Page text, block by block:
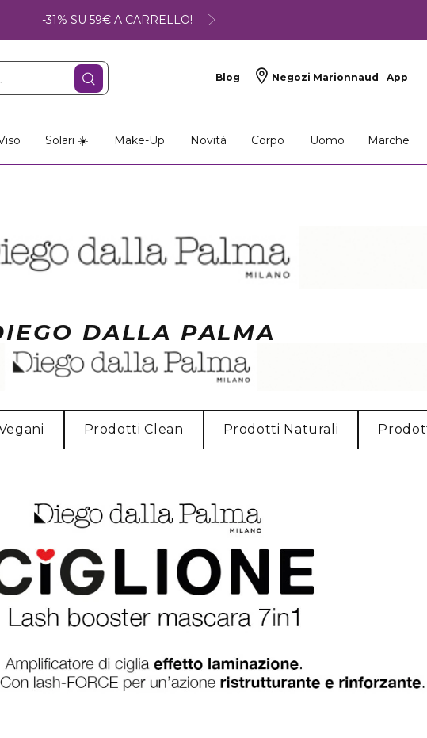
-31% SU 59€ A CARRELLO!
Blog Negozi Marionnaud App
Solari ☀️ Make-Up Novità Corpo Uomo Marche
DALLA PALMA
Prodotti Clean Prodotti Naturali